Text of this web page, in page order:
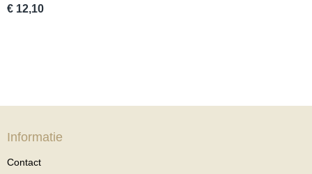
€ 12,10
Informatie
Contact